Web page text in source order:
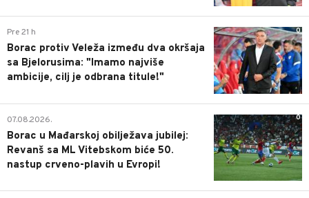
0
Pre 21 h
Borac protiv Veleža između dva okršaja
sa Bjelorusima: "Imamo najviše
ambicije, cilj je odbrana titule!"
0
07.08.2026.
Borac u Mađarskoj obilježava jubilej:
Revanš sa ML Vitebskom biće 50.
nastup crveno-plavih u Evropi!